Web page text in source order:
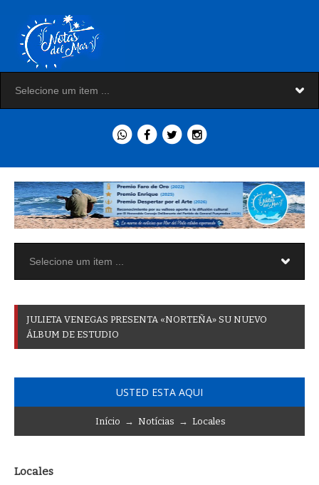
JULIETA VENEGAS PRESENTA «NORTEÑA» SU NUEVO
ÁLBUM DE ESTUDIO
USTED ESTA AQUI
Início → Notícias → Locales
Locales